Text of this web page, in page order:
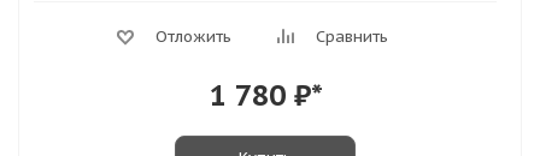
Отложить Сравнить
1 780₽*